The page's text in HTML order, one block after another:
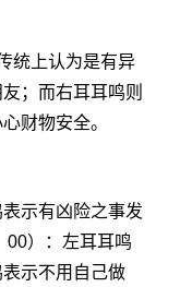
统上认为是有异
；而右耳耳鸣则
财物安全。
示有凶险之事发
00）：左耳耳鸣
示不用自己做